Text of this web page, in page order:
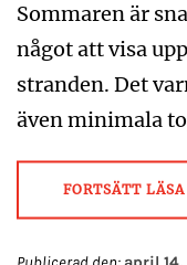
Sommaren är
något att visa
stranden. Det
även minimala
FORTSÄTT LÄSA